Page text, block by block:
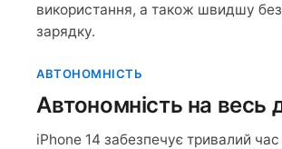
використання, а також швидшу
зарядку.
АВТОНОМНІСТЬ
Автономність на весь
iPhone 14 забезпечує тривалий час